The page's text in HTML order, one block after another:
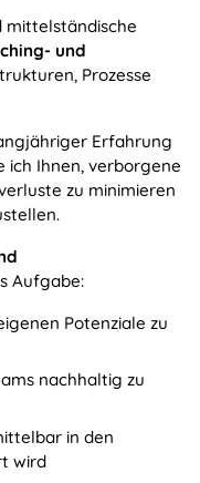
mittelständische
und
Prozesse
Erfahrung
ich Ihnen, verborgene
zu minimieren
Aufgabe:
Potenziale zu
nachhaltig zu
in den
wird